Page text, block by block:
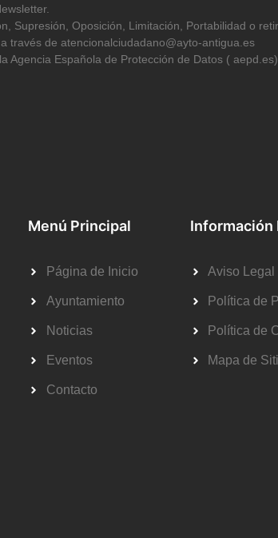
Supresión, Oposición, Limitación, Portabilidad o
través de atencionalciudadano@ayto-antigua.es
Agencia Española de Protección de Datos ( aepd.es)
Menú Principal
Página de Inicio
Ayuntamiento
Noticias
Eventos
Contacto
Información
Aviso Legal
Política de
Política de
Mapa de